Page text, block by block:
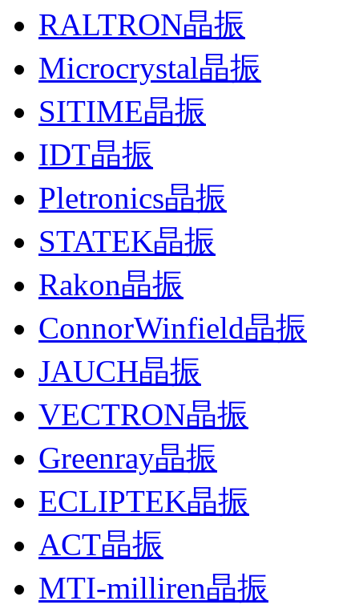
RALTRON晶振
Microcrystal晶振
SITIME晶振
IDT晶振
Pletronics晶振
STATEK晶振
Rakon晶振
ConnorWinfield晶振
JAUCH晶振
VECTRON晶振
Greenray晶振
ECLIPTEK晶振
ACT晶振
MTI-milliren晶振